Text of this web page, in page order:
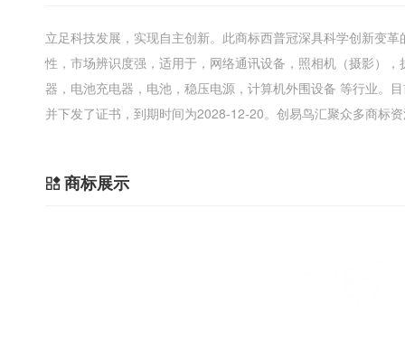
立足科技发展，实现自主创新。此商标西普冠深具科学创新变
性，市场辨识度强，适用于，网络通讯设备，照相机（摄影）
器，电池充电器，电池，稳压电源，计算机外围设备 等行业。
并下发了证书，到期时间为2028-12-20。创易鸟汇聚众多商标
商标展示